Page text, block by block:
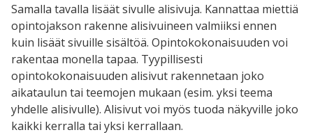
Samalla tavalla lisäät sivulle alisivuja. Kannattaa miettiä
opintojakson rakenne alisivuineen valmiiksi ennen
kuin lisäät sivuille sisältöä. Opintokokonaisuuden voi
rakentaa monella tapaa. Tyypillisesti
opintokokonaisuuden alisivut rakennetaan joko
aikataulun tai teemojen mukaan (esim. yksi teema
yhdelle alisivulle). Alisivut voi myös tuoda näkyville joko
kaikki kerralla tai yksi kerrallaan.